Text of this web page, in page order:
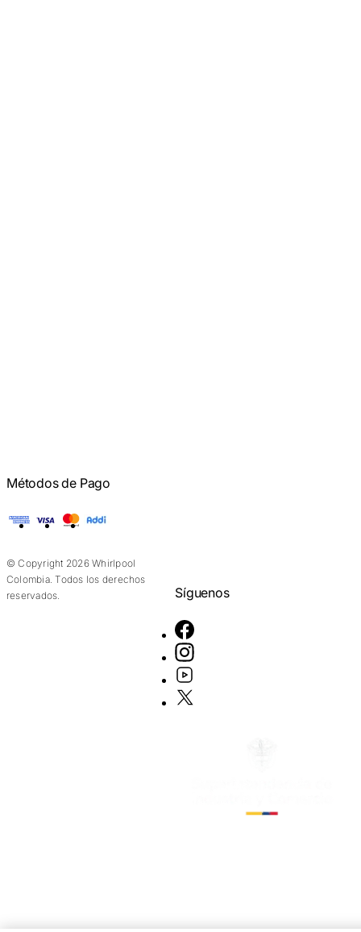
Métodos de Pago
American Express
Visa Mastercard
© Copyright 2026 Whirlpool
Colombia. Todos los derechos
reservados.
Síguenos